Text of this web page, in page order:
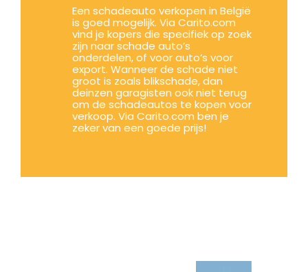
Een schadeauto verkopen in België
is goed mogelijk. Via Carito.com
vind je kopers die specifiek op zoek
zijn naar schade auto’s
onderdelen, of voor auto’s voor
export. Wanneer de schade niet
groot is zoals blikschade, dan
deinzen garagisten ook niet terug
om de schadeautos te kopen voor
verkoop. Via Carito.com ben je
zeker van een goede prijs!